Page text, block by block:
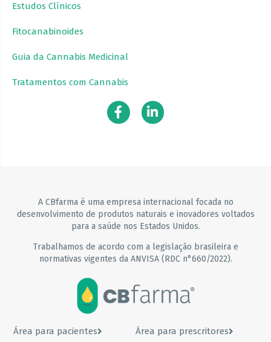
Estudos Clínicos
Fitocanabinoides
Guia da Cannabis Medicinal
Tratamentos com Cannabis
A CBfarma é uma empresa internacional focada no
desenvolvimento de produtos naturais e inovadores voltados
para a saúde nos Estados Unidos.
Trabalhamos de acordo com a legislação brasileira e
normativas vigentes da ANVISA (RDC n°660/2022).
Área para pacientes Área para prescritores